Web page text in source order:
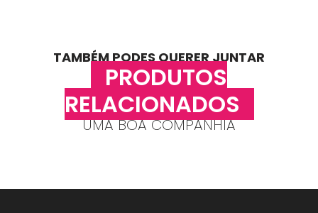
TAMBÉM PODES QUERER JUNTAR
PRODUTOS
RELACIONADOS
UMA BOA COMPANHIA